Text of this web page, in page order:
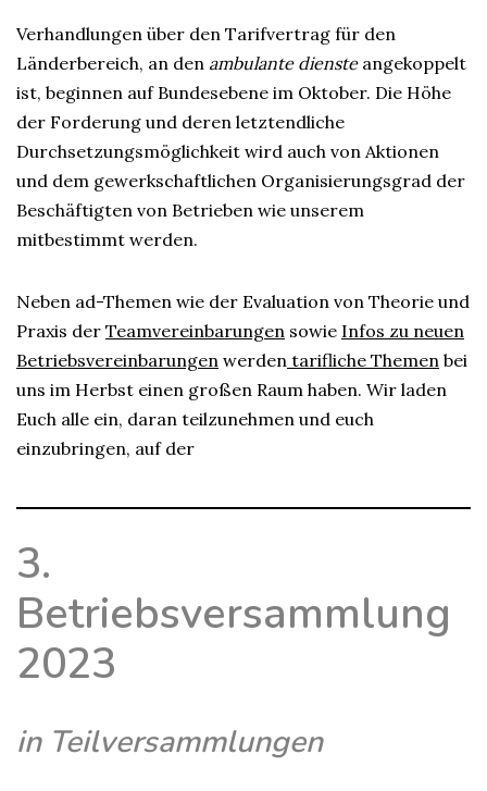
Verhandlungen über den Tarifvertrag für den
Länderbereich, an den ambulante diensteangekoppelt
ist, beginnen auf Bundesebene im Oktober. Die Höhe
der Forderung und deren letztendliche
Durchsetzungsmöglichkeit wird auch von Aktionen
und dem gewerkschaftlichen Organisierungsgrad der
Beschäftigten von Betrieben wie unserem
mitbestimmt werden.
Neben ad-Themen wie der Evaluation von Theorie und
Praxis der Teamvereinbarungen sowie Infos zu neuen
Betriebsvereinbarungen werden tarifliche Themen bei
uns im Herbst einen großen Raum haben. Wir laden
Euch alle ein, daran teilzunehmen und euch
einzubringen, auf der
3.
Betriebsversammlung
2023
in Teilversammlungen